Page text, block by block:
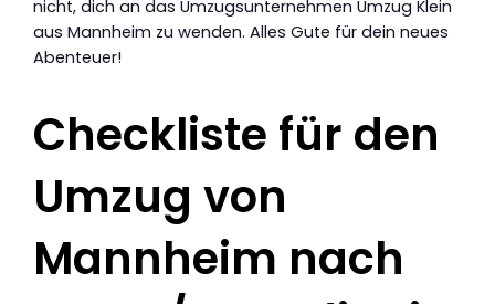
nicht, dich an das Umzugsunternehmen Umzug Klein
aus Mannheim zu wenden. Alles Gute für dein neues
Abenteuer!
Checkliste für den
Umzug von
Mannheim nach